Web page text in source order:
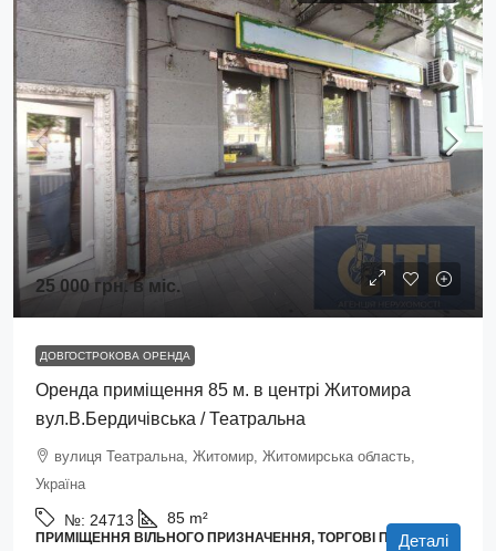
25 000 грн. в міс.
ДОВГОСТРОКОВА ОРЕНДА
Оренда приміщення 85 м. в центрі Житомира
вул.В.Бердичівська / Театральна
вулиця Театральна, Житомир, Житомирська область,
Україна
№: 24713 85 m²
ПРИМІЩЕННЯ ВІЛЬНОГО ПРИЗНАЧЕННЯ, ТОРГОВІ ПЛОЩІДеталі